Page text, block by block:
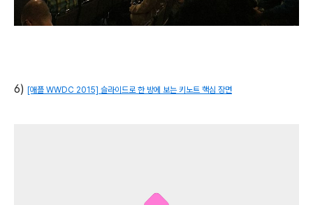
6) [애플 WWDC 2015] 슬라이드로 한 방에 보는 키노트 핵심 장면